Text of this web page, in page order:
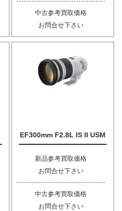
中古参考買取価格
お問合せ下さい
EF300mm F2.8L IS II USM
新品参考買取価格
お問合せ下さい
中古参考買取価格
お問合せ下さい